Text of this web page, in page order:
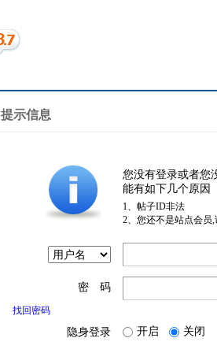
提示信息
您没有登录或者您
能有如下几个原因
1、帖子ID非法
2、您还不是站点会员
密 码
找回密码
隐身登录 开启 关闭